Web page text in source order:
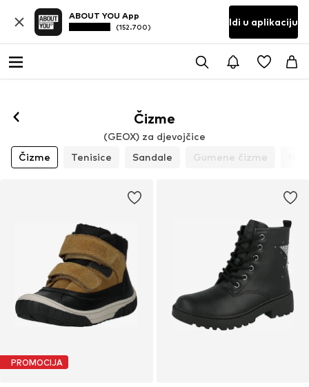
ABOUT YOU App
(152.700) Idi u aplikaciju
Čizme
(GEOX) za djevojčice
Čizme
Tenisice Sandale Gumene čizme
PROMOCIJA